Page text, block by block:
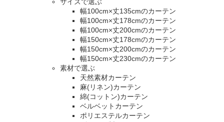
サイズで選ぶ
幅100cm×丈135cmのカーテン
幅100cm×丈178cmのカーテン
幅100cm×丈200cmのカーテン
幅150cm×丈178cmのカーテン
幅150cm×丈200cmのカーテン
幅150cm×丈230cmのカーテン
素材で選ぶ
天然素材カーテン
麻(リネン)カーテン
綿(コットン)カーテン
ベルベットカーテン
ポリエステルカーテン